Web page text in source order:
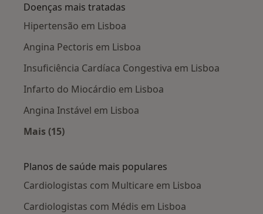
Doenças mais tratadas
Hipertensão em Lisboa
Angina Pectoris em Lisboa
Insuficiência Cardíaca Congestiva em Lisboa
Infarto do Miocárdio em Lisboa
Angina Instável em Lisboa
Mais (15)
Planos de saúde mais populares
Cardiologistas com Multicare em Lisboa
Cardiologistas com Médis em Lisboa